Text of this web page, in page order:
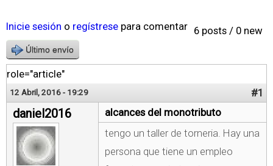
6 posts / 0 new
Inicie sesión o regístrese para comentar
Último envío
role="article"
12 Abril, 2016 - 19:29 #1
daniel2016
alcances del monotributo
tengo un taller de torneria. Hay una
persona que tiene un empleo